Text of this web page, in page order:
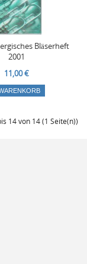
Bläserheft
2001
11,00 €
14 von 14 (1 Seite(n))